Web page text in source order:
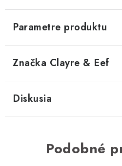
Parametre produktu
Značka Clayre & Eef
Diskusia
Podobné